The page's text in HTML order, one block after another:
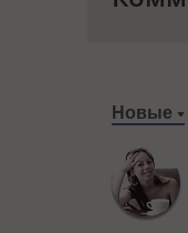
Новые